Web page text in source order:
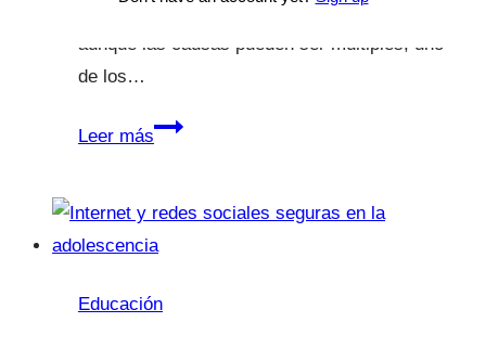
interés por interactuar con los adultos. Y
aunque las causas pueden ser múltiples, uno
de los…
Leer más¿Retraso
Educación